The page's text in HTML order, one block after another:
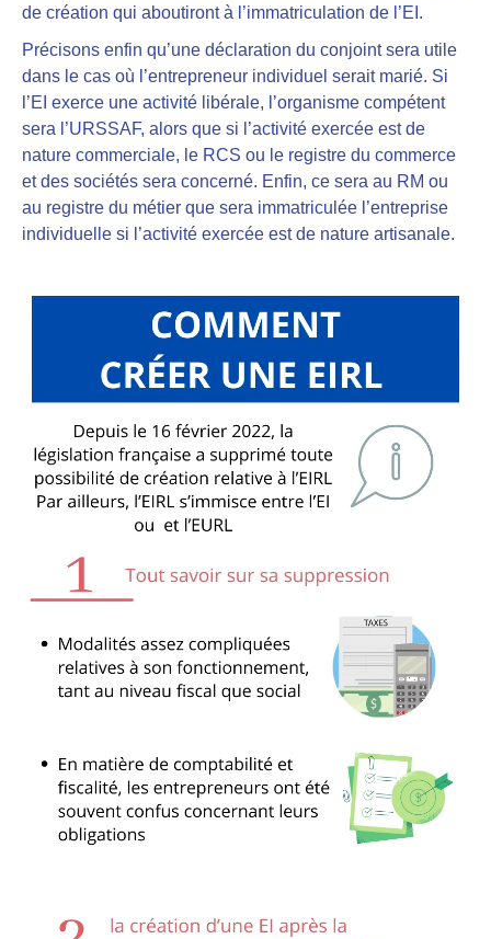
de création qui aboutiront à l’immatriculation de l’EI.
Précisons enfin qu’une déclaration du conjoint sera utile
dans le cas où l’entrepreneur individuel serait marié. Si
l’EI exerce une activité libérale, l’organisme compétent
sera l’URSSAF, alors que si l’activité exercée est de
nature commerciale, le RCS ou le registre du commerce
et des sociétés sera concerné. Enfin, ce sera au RM ou
au registre du métier que sera immatriculée l’entreprise
individuelle si l’activité exercée est de nature artisanale.